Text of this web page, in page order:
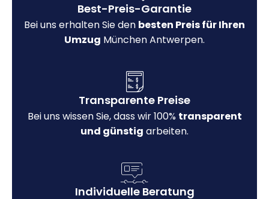
Best-Preis-Garantie
Bei uns erhalten Sie den besten Preis für Ihren
Umzug München Antwerpen.
Transparente Preise
Bei uns wissen Sie, dass wir 100% transparent
und günstig arbeiten.
Individuelle Beratung